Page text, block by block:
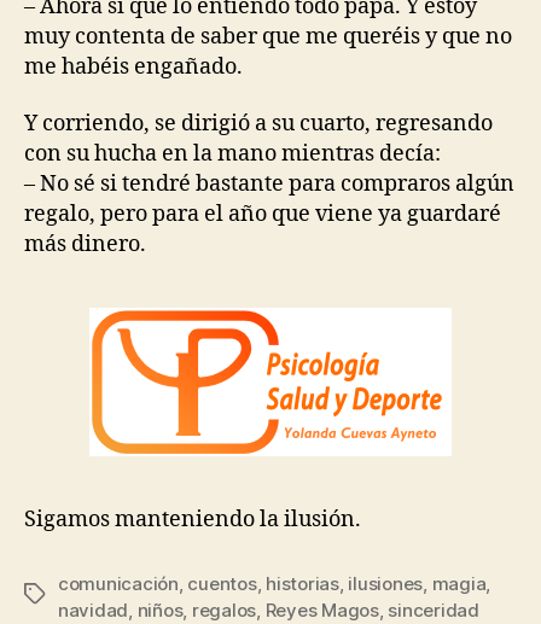
– Ahora sí que lo entiendo todo papá. Y estoy
muy contenta de saber que me queréis y que no
me habéis engañado.
Y corriendo, se dirigió a su cuarto, regresando
con su hucha en la mano mientras decía:
– No sé si tendré bastante para compraros algún
regalo, pero para el año que viene ya guardaré
más dinero.
Sigamos manteniendo la ilusión.
comunicación, cuentos, historias, ilusiones, magia,
navidad, niños, regalos, Reyes Magos, sinceridad